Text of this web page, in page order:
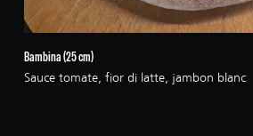
Bambina (25 cm)
Sauce tomate, fior di latte, jambon blanc